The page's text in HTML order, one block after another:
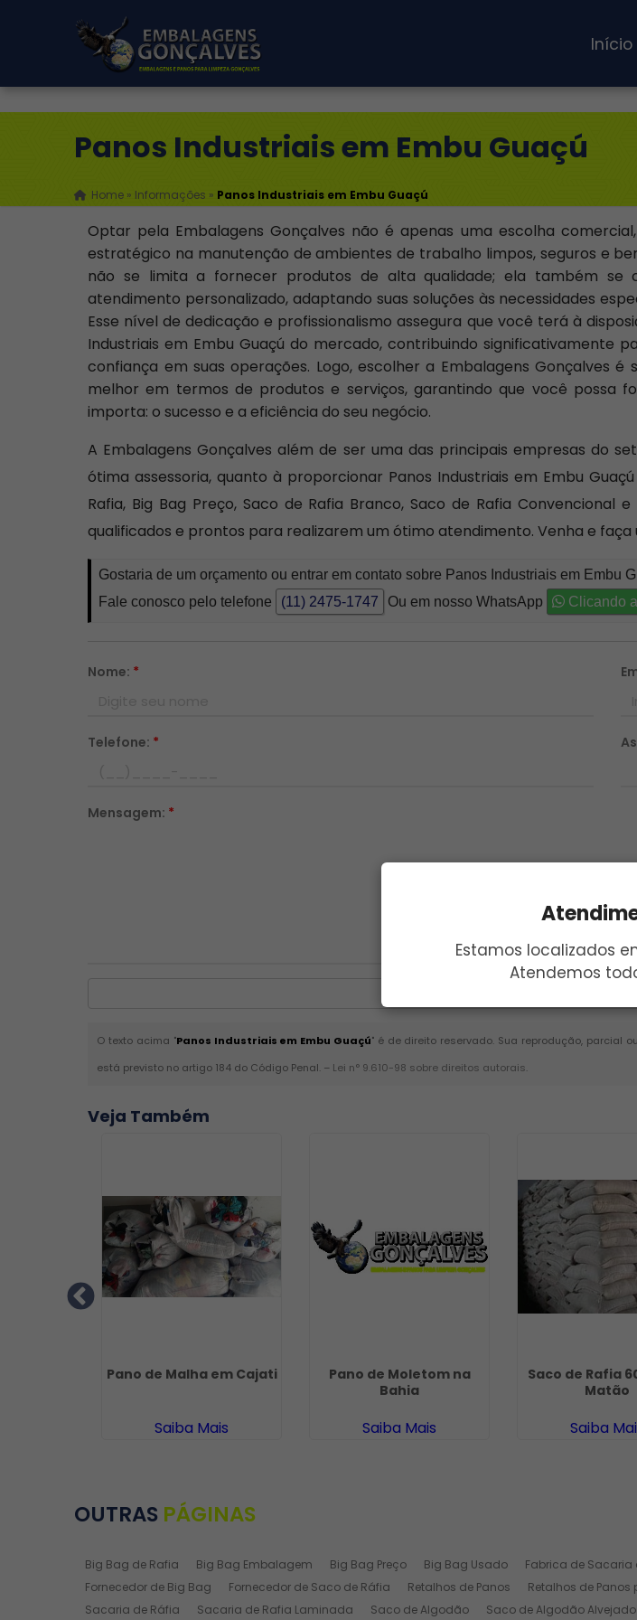
Estamos localizados
Atendemos
Rua Soldado Cesário Aguiar, 137 -
Parque Novo Mundo - São Paulo / SP
(11) 2475-1747
contato@embalagensgoncalves.com.br
Início
Panos Industriais em Embu Guaçú
Home » Informações » Panos Industriais em Embu Guaçú
Optar pela Embalagens Gonçalves não é apenas uma escolha
estratégico na manutenção de ambientes de trabalho limpos, seguros e
não se limita a fornecer produtos de alta qualidade; ela também se
atendimento personalizado, adaptando suas soluções às necessidades
Esse nível de dedicação e profissionalismo assegura que você terá à
Industriais em Embu Guaçú do mercado, contribuindo significativamente
confiança em suas operações. Logo, escolher a Embalagens Gonçalves é
melhor em termos de produtos e serviços, garantindo que você possa
importa: o sucesso e a eficiência do seu negócio.
A Embalagens Gonçalves além de ser uma das principais empresas do
ótima assessoria, quanto à proporcionar Panos Industriais em Embu
Rafia, Big Bag Preço, Saco de Rafia Branco, Saco de Rafia
qualificados e prontos para realizarem um ótimo atendimento. Venha e faça
Gostaria de um orçamento ou entrar em contato sobre Panos Industriais em Embu
Fale conosco pelo telefone
(11) 2475-1747 Ou em nosso WhatsApp Clicando
Nome: *
Telefone: *
Mensagem: *
O texto acima "Panos Industriais em Embu Guaçú" é de direito reservado. Sua reprodução, parcial
está previsto no artigo 184 do Código Penal. – Lei n° 9.610-98 sobre direitos autorais.
Veja Também
Pano de Malha em Cajati
Saiba Mais
Pano de Moletom na
Bahia
Saiba Mais
Saco de Rafia
Matão
Saiba
OUTRAS PÁGINAS
Big Bag de Rafia Big Bag Embalagem Big Bag Preço Big Bag Usado Fabrica de Sacaria
Fornecedor de Big Bag
Fornecedor de Saco de Ráfia Retalhos de Panos Retalhos de Panos
Sacaria de Ráfia
Sacaria de Rafia Laminada Saco de Algodão Saco de Algodão Alvejado